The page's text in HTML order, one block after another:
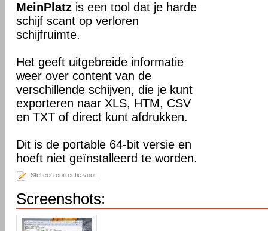
MeinPlatz is een tool dat je harde
schijf scant op verloren
schijfruimte.
Het geeft uitgebreide informatie
weer over content van de
verschillende schijven, die je kunt
exporteren naar XLS, HTM, CSV
en TXT of direct kunt afdrukken.
Dit is de portable 64-bit versie en
hoeft niet geïnstalleerd te worden.
Stel een correctie voor
Screenshots: